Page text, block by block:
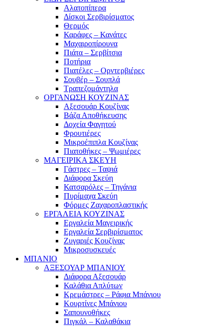
Αλατοπίπερα
Δίσκοι Σερβιρίσματος
Θερμός
Καράφες – Κανάτες
Μαχαιροπίρουνα
Πιάτα – Σερβίτσια
Ποτήρια
Πιατέλες – Ορντερβιέρες
Σουβέρ – Σουπλά
Τραπεζομάντηλα
ΟΡΓΑΝΩΣΗ ΚΟΥΖΙΝΑΣ
Αξεσουάρ Κουζίνας
Βάζα Αποθήκευσης
Δοχεία Φαγητού
Φρουτιέρες
Μικροέπιπλα Κουζίνας
Πιατοθήκες – Ψωμιέρες
ΜΑΓΕΙΡΙΚΑ ΣΚΕΥΗ
Γάστρες – Ταψιά
Διάφορα Σκεύη
Κατσαρόλες – Τηγάνια
Πυρίμαχα Σκεύη
Φόρμες Ζαχαροπλαστικής
ΕΡΓΑΛΕΙΑ ΚΟΥΖΙΝΑΣ
Εργαλεία Μαγειρικής
Εργαλεία Σερβιρίσματος
Ζυγαριές Κουζίνας
Μικροσυσκευές
ΜΠΑΝΙΟ
ΑΞΕΣΟΥΑΡ ΜΠΑΝΙΟΥ
Διάφορα Αξεσουάρ
Καλάθια Απλύτων
Κρεμάστρες – Ράφια Μπάνιου
Κουρτίνες Μπάνιου
Σαπουνοθήκες
Πιγκάλ – Καλαθάκια